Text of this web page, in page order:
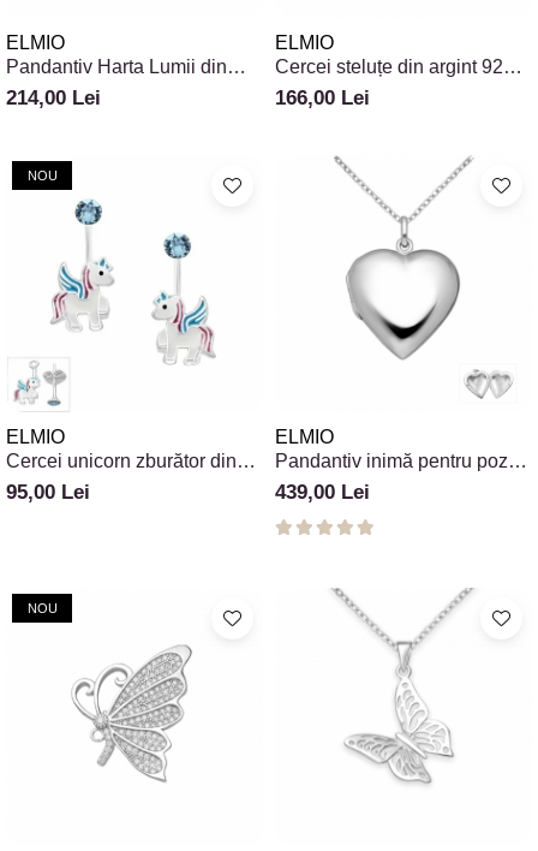
ELMIO
Pandantiv Harta Lumii din
argint 925 cu cubic zirconia
214,00 Lei
ELMIO
Cercei steluțe din argint 925
model Constellation
166,00 Lei
NOU
ELMIO
Cercei unicorn zburător din
argint 925 cu email și zirconiu
95,00 Lei
ELMIO
Pandantiv inimă pentru poză
din argint 925 Simple Heart
439,00 Lei
NOU